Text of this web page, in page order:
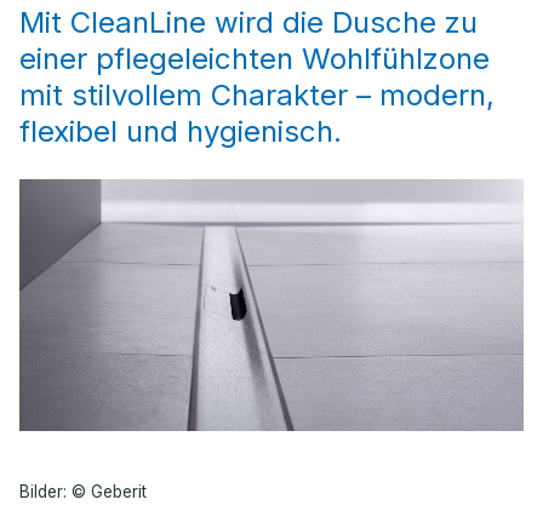
Mit CleanLine wird die Dusche zu
einer pflegeleichten Wohlfühlzone
mit stilvollem Charakter – modern,
flexibel und hygienisch.
Bilder: © Geberit